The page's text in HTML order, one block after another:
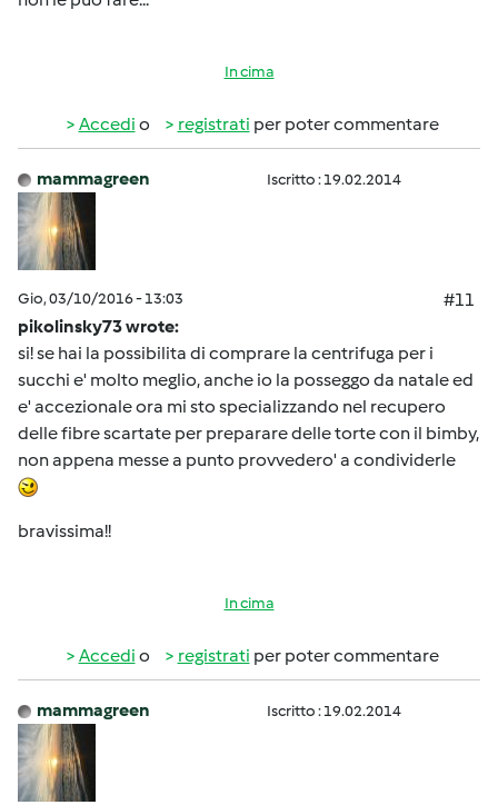
In cima
Accedi o registrati per poter commentare
mammagreen Iscritto : 19.02.2014
Gio, 03/10/2016 - 13:03
#11
pikolinsky73 wrote:
si! se hai la possibilita di comprare la centrifuga per i
succhi e' molto meglio, anche io la posseggo da natale ed
e' accezionale ora mi sto specializzando nel recupero
delle fibre scartate per preparare delle torte con il bimby,
non appena messe a punto provvedero' a condividerle
bravissima!!
In cima
Accedi o registrati per poter commentare
mammagreen Iscritto : 19.02.2014